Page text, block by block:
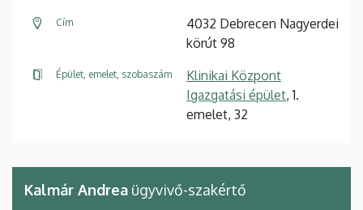
Cím
4032 Debrecen Nagyerdei
körút 98
Épület, emelet, szobaszám
Klinikai Központ
Igazgatási épület, 1.
emelet, 32
Kalmár Andrea ügyvivő-szakértő